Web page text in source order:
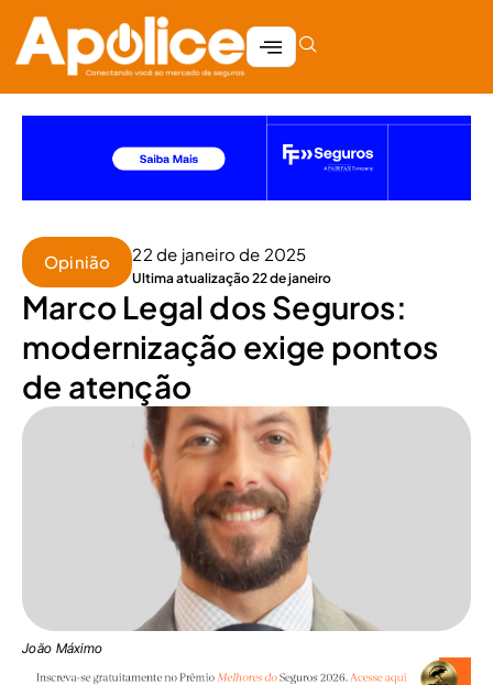
Opinião 22 de janeiro de 2025
Ultima atualização 22 de janeiro
Marco Legal dos Seguros:
modernização exige pontos
de atenção
João Máximo